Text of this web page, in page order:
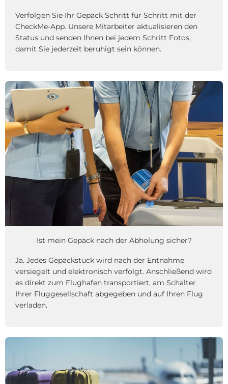
Verfolgen Sie Ihr Gepäck Schritt für Schritt mit der
CheckMe-App. Unsere Mitarbeiter aktualisieren den
Status und senden Ihnen bei jedem Schritt Fotos,
damit Sie jederzeit beruhigt sein können.
Ist mein Gepäck nach der Abholung sicher?
Ja. Jedes Gepäckstück wird nach der Entnahme
versiegelt und elektronisch verfolgt. Anschließend wird
es direkt zum Flughafen transportiert, am Schalter
Ihrer Fluggesellschaft abgegeben und auf Ihren Flug
verladen.